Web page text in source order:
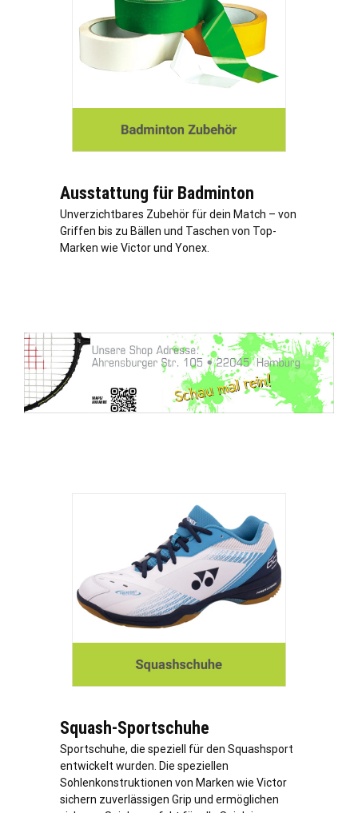
Ausstattung für Badminton
Unverzichtbares Zubehör für dein Match – von
Griffen bis zu Bällen und Taschen von Top-
Marken wie Victor und Yonex.
Squash-Sportschuhe
Sportschuhe, die speziell für den Squashsport
entwickelt wurden. Die speziellen
Sohlenkonstruktionen von Marken wie Victor
sichern zuverlässigen Grip und ermöglichen